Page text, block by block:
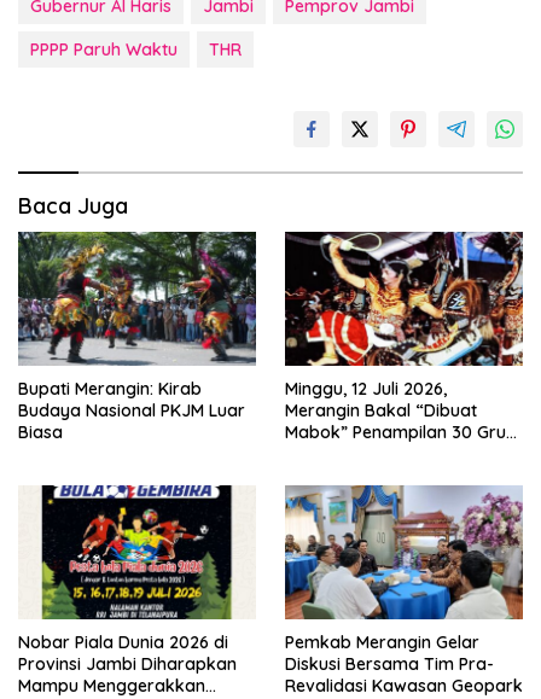
Gubernur Al Haris Jambi
Pemprov Jambi
PPPP Paruh Waktu
THR
Baca Juga
Bupati Merangin: Kirab
Budaya Nasional PKJM Luar
Biasa
Minggu, 12 Juli 2026,
Merangin Bakal “Dibuat
Mabok” Penampilan 30 Grup
Nobar Piala Dunia 2026 di
Provinsi Jambi Diharapkan
Mampu Menggerakkan
Pemkab Merangin Gelar
Diskusi Bersama Tim Pra-
Revalidasi Kawasan Geopark